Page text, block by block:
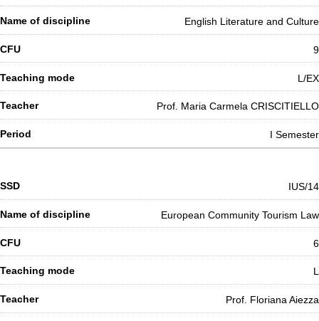
English Literature and Culture
9
L/EX
Prof. Maria Carmela CRISCITIELLO
I Semester
IUS/14
European Community Tourism Law
6
L
Prof. Floriana Aiezza